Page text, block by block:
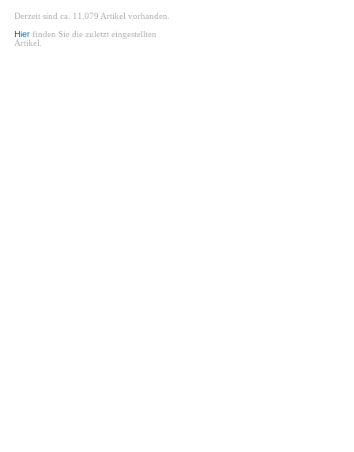
Derzeit sind ca. 11.079 Artikel vorhanden.
Hier finden Sie die zuletzt eingestellten
Artikel.